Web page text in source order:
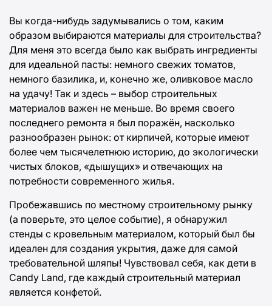
Вы когда-нибудь задумывались о том, каким
образом выбираются материалы для строительства?
Для меня это всегда было как выбрать ингредиенты
для идеальной пасты: немного свежих томатов,
немного базилика, и, конечно же, оливковое масло
на удачу! Так и здесь – выбор строительных
материалов важен не меньше. Во время своего
последнего ремонта я был поражён, насколько
разнообразен рынок: от кирпичей, которые имеют
более чем тысячелетнюю историю, до экологически
чистых блоков, «дышущих» и отвечающих на
потребности современного жилья.
Пробежавшись по местному строительному рынку
(а поверьте, это целое событие), я обнаружил
стенды с кровельным материалом, который был бы
идеален для создания укрытия, даже для самой
требовательной шляпы! Чувствовал себя, как дети в
Candy Land, где каждый строительный материал
является конфетой.